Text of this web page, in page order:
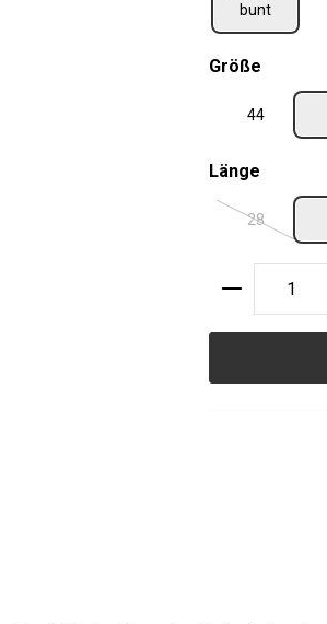
bunt
Größe
44
Länge
28(Diese
Produkt